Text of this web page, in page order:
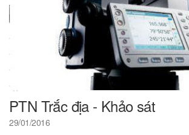
PTN Trắc địa - Khảo sát
29/01/2016